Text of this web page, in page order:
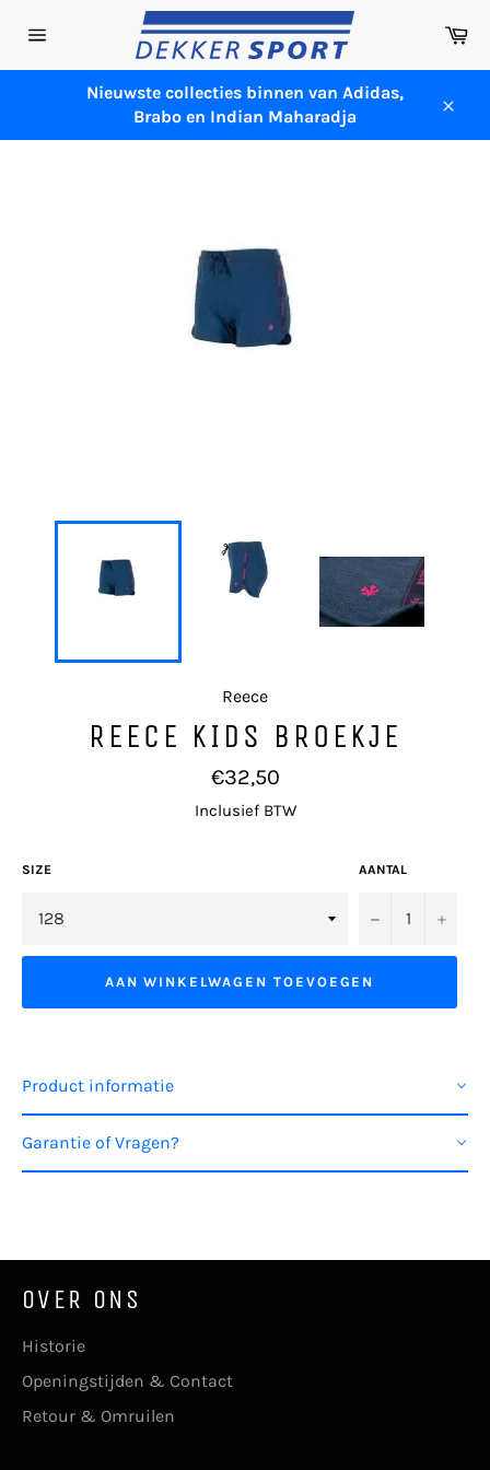
naar
Sitenavigatie
Nieuwste collecties binnen van Adidas,
Brabo en Indian Maharadja
Reece
REECE KIDS BROEKJE
Normale
prijs
€32,50
Inclusief BTW
SIZE AANTAL
− +
AAN WINKELWAGEN TOEVOEGEN
Product informatie
Garantie of Vragen?
OVER ONS
Historie
Openingstijden & Contact
Retour & Omruilen